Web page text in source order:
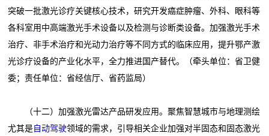
突破一批激光诊疗关键核心技术，研究开发癌症肿瘤、外科、眼科等
各科室用中高端激光手术设备以及检测与诊断类设备。加强激光手术
治疗、非手术治疗和光动力治疗等不同方式的临床应用，提升鄂产激
光诊疗设备的产业化水平，全力推进国产替代。（牵头单位：省卫健
委；责任单位：省经信厅、省药监局）
（十二）加强激光雷达产品研发应用。聚焦智慧城市与地理测绘
尤其是 自动驾驶领域的需求，引导相关企业加强对半固态和固态激光